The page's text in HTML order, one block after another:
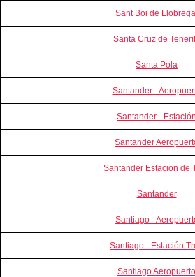
Sant Boi de
Santa Cruz de
Santa Pola
Santander -
Santander - Estación
Santander
Santander Estacion de
Santander
Santiago -
Santiago - Estación
Santiago Aeropuerto